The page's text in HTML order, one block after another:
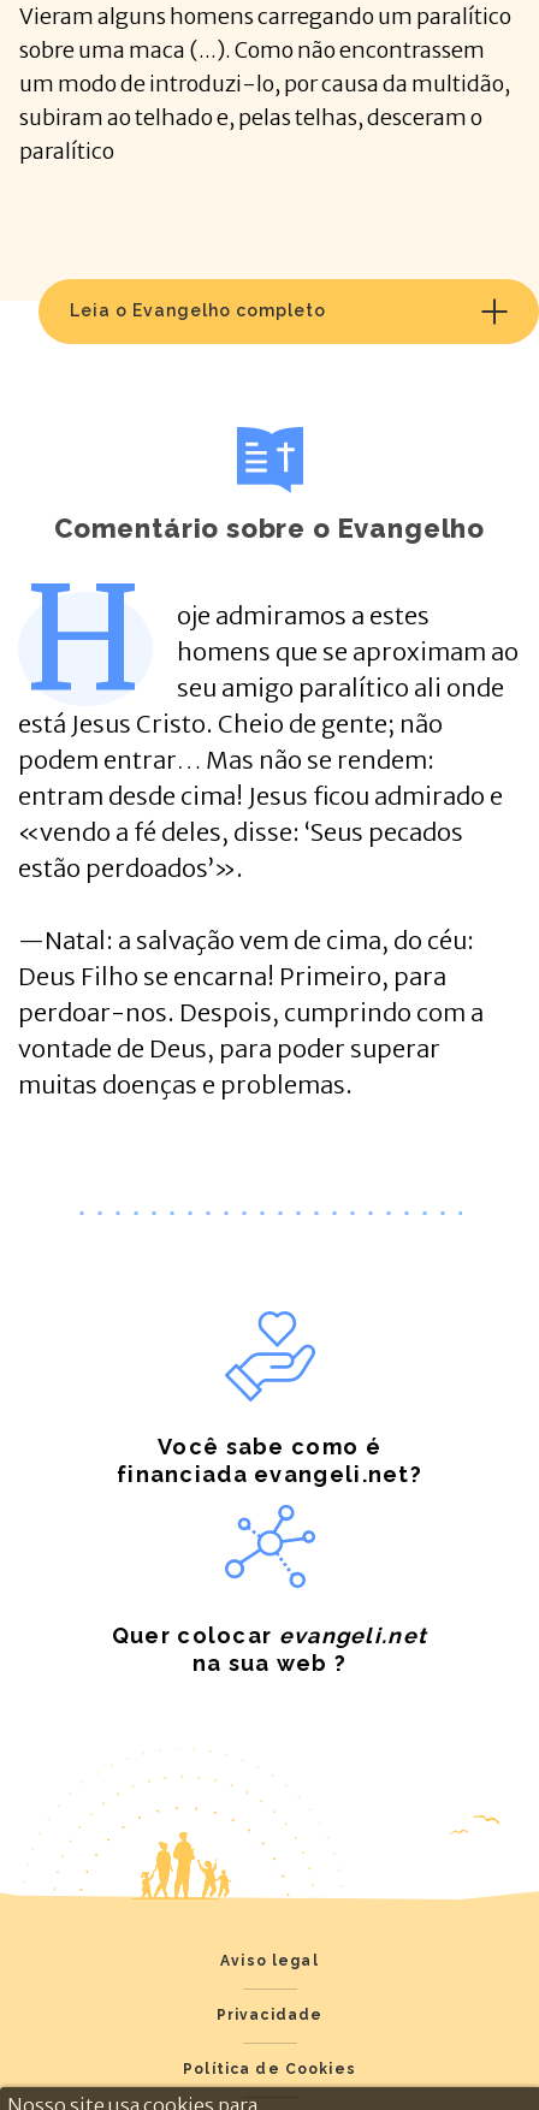
Vieram alguns homens carregando um paralítico
sobre uma maca (...). Como não encontrassem
um modo de introduzi-lo, por causa da multidão,
subiram ao telhado e, pelas telhas, desceram o
paralítico
Leia o Evangelho completo
Comentário sobre o Evangelho
H
oje admiramos a estes
homens que se aproximam ao
seu amigo paralítico ali onde
está Jesus Cristo. Cheio de gente; não
podem entrar… Mas não se rendem:
entram desde cima! Jesus ficou admirado e
«vendo a fé deles, disse: ‘Seus pecados
estão perdoados’».
—Natal: a salvação vem de cima, do céu:
Deus Filho se encarna! Primeiro, para
perdoar-nos. Despois, cumprindo com a
vontade de Deus, para poder superar
muitas doenças e problemas.
Você sabe como é
financiada evangeli.net?
Quer colocar evangeli.net
na sua web ?
Aviso legal
Privacidade
Política de Cookies
Nosso site usa cookies para